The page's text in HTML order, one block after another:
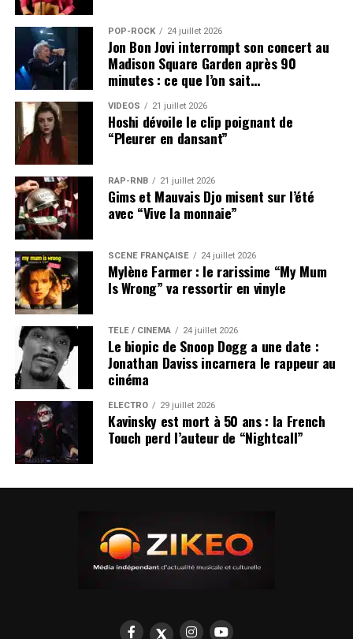
POP-ROCK 24 juillet 2026
Jon Bon Jovi interrompt son concert au
Madison Square Garden après 90
minutes : ce que l’on sait…
VIDEOS 21 juillet 2026
Hoshi dévoile le clip poignant de
“Pleurer en dansant”
RAP-RNB 21 juillet 2026
Gims et Mauvais Djo misent sur l’été
avec “Vive la monnaie”
SCÈNE FRANÇAISE 24 juillet 2026
Mylène Farmer : le rarissime “My Mum
Is Wrong” va ressortir en vinyle
TÉLÉ / CINÉMA 24 juillet 2026
Le biopic de Snoop Dogg a une date :
Jonathan Daviss incarnera le rappeur au
cinéma
ÉLECTRO 29 juillet 2026
Kavinsky est mort à 50 ans : la French
Touch perd l’auteur de “Nightcall”